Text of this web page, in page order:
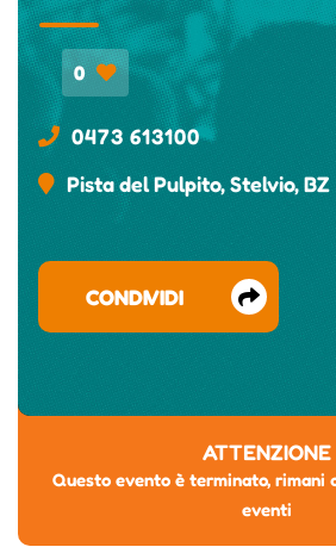
0
0473 613100
Pista del Pulpito, Stelvio, BZ
CONDIVIDI
ATTENZIONE
Questo evento è terminato, rimani
eventi